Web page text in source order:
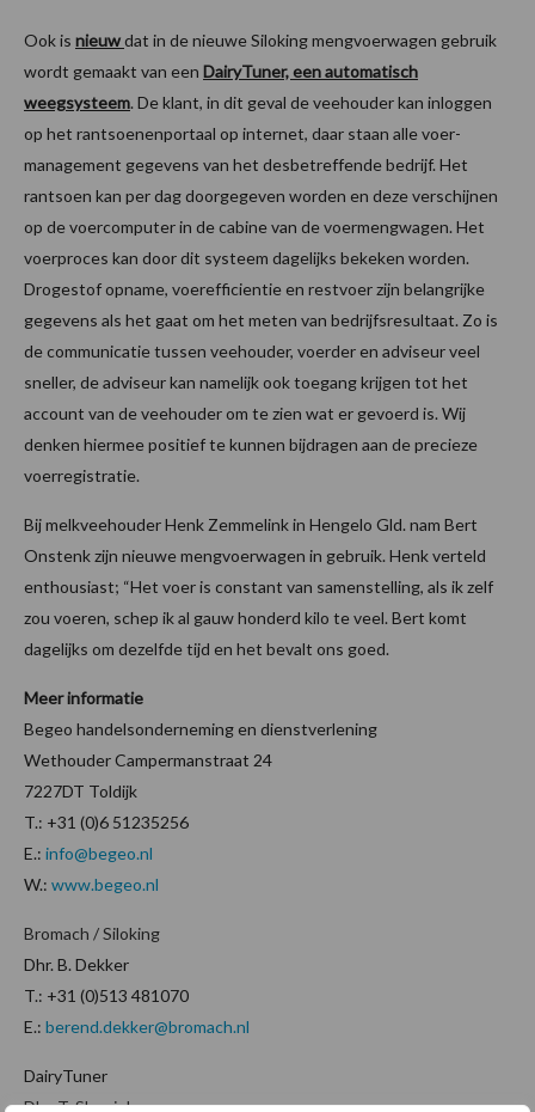
Ook is nieuwdat in de nieuwe Siloking mengvoerwagen gebruik
wordt gemaakt van een DairyTuner, een automatisch
weegsysteem. De klant, in dit geval de veehouder kan inloggen
op het rantsoenenportaal op internet, daar staan alle voer-
management gegevens van het desbetreffende bedrijf. Het
rantsoen kan per dag doorgegeven worden en deze verschijnen
op de voercomputer in de cabine van de voermengwagen. Het
voerproces kan door dit systeem dagelijks bekeken worden.
Drogestof opname, voerefficientie en restvoer zijn belangrijke
gegevens als het gaat om het meten van bedrijfsresultaat. Zo is
de communicatie tussen veehouder, voerder en adviseur veel
sneller, de adviseur kan namelijk ook toegang krijgen tot het
account van de veehouder om te zien wat er gevoerd is. Wij
denken hiermee positief te kunnen bijdragen aan de precieze
voerregistratie.
Bij melkveehouder Henk Zemmelink in Hengelo Gld. nam Bert
Onstenk zijn nieuwe mengvoerwagen in gebruik. Henk verteld
enthousiast; “Het voer is constant van samenstelling, als ik zelf
zou voeren, schep ik al gauw honderd kilo te veel. Bert komt
dagelijks om dezelfde tijd en het bevalt ons goed.
Meer informatie
Begeo handelsonderneming en dienstverlening
Wethouder Campermanstraat 24
7227DT Toldijk
T.: +31 (0)6 51235256
E.: info@begeo.nl
W.: www.begeo.nl
Bromach / Siloking
Dhr. B. Dekker
T.: +31 (0)513 481070
E.: berend.dekker@bromach.nl
DairyTuner
Dhr. T. Sleurink